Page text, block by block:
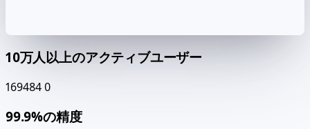
10万人以上のアクティブユーザー
1694840
99.9%の精度